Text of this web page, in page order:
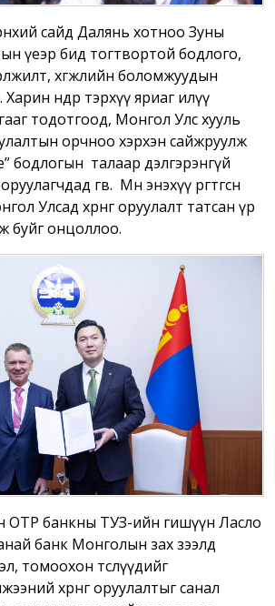
сайд Далянь хотноо Зуны
үеэр бид тогтвортой бодлого,
хөгжлийн боломжуудын
өнөөдөр тэрхүү яриаг илүү
тодотгоод, Монгол Улс хууль
орчноо хэрхэн сайжруулж
бодлогын талаар дэлгэрэнгүй
өгөв. Мөн энэхүү өргөтгөсөн
Улсад хөрөнгө оруулалт татсан үр
буйг онцоллоо.
OTP банкны ТУЗ-ийн гишүүн Ласло
банк Монголын зах зээлд
томоохон төслүүдийг
хөрөнгө оруулалтыг санал